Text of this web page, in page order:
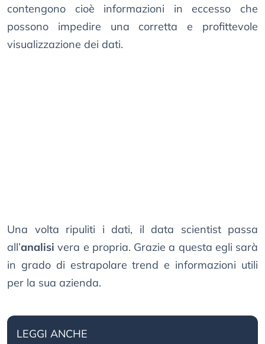
contengono cioè informazioni in eccesso che
possono impedire una corretta e profittevole
visualizzazione dei dati.
Una volta ripuliti i dati, il data scientist passa
all’analisi vera e propria. Grazie a questa egli sarà
in grado di estrapolare trend e informazioni utili
per la sua azienda.
LEGGI ANCHE